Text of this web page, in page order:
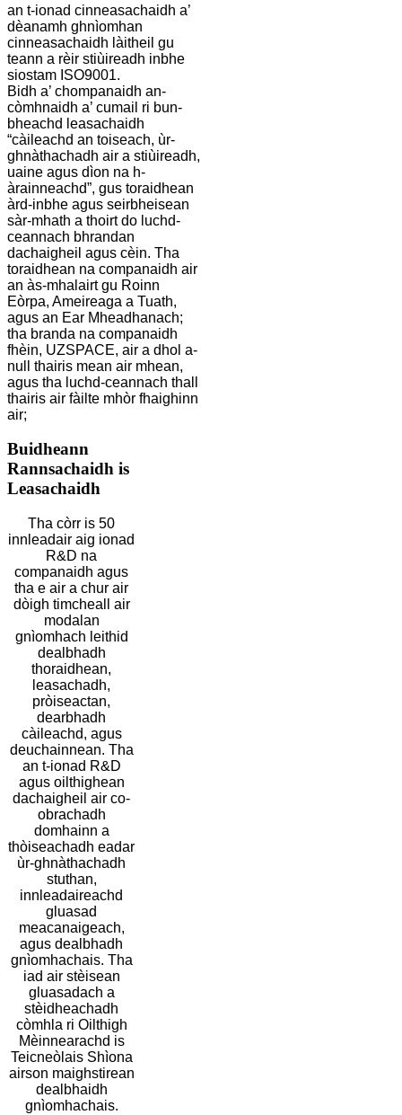
an t-ionad cinneasachaidh a’
dèanamh ghnìomhan
cinneasachaidh làitheil gu
teann a rèir stiùireadh inbhe
siostam ISO9001.
Bidh a’ chompanaidh an-
còmhnaidh a’ cumail ri bun-
bheachd leasachaidh
“càileachd an toiseach, ùr-
ghnàthachadh air a stiùireadh,
uaine agus dìon na h-
àrainneachd”, gus toraidhean
àrd-inbhe agus seirbheisean
sàr-mhath a thoirt do luchd-
ceannach bhrandan
dachaigheil agus cèin. Tha
toraidhean na companaidh air
an às-mhalairt gu Roinn
Eòrpa, Ameireaga a Tuath,
agus an Ear Mheadhanach;
tha branda na companaidh
fhèin, UZSPACE, air a dhol a-
null thairis mean air mhean,
agus tha luchd-ceannach thall
thairis air fàilte mhòr fhaighinn
air;
Buidheann
Rannsachaidh is
Leasachaidh
Tha còrr is 50
innleadair aig ionad
R&D na
companaidh agus
tha e air a chur air
dòigh timcheall air
modalan
gnìomhach leithid
dealbhadh
thoraidhean,
leasachadh,
pròiseactan,
dearbhadh
càileachd, agus
deuchainnean. Tha
an t-ionad R&D
agus oilthighean
dachaigheil air co-
obrachadh
domhainn a
thòiseachadh eadar
ùr-ghnàthachadh
stuthan,
innleadaireachd
gluasad
meacanaigeach,
agus dealbhadh
gnìomhachais. Tha
iad air stèisean
gluasadach a
stèidheachadh
còmhla ri Oilthigh
Mèinnearachd is
Teicneòlais Shìona
airson maighstirean
dealbhaidh
gnìomhachais.